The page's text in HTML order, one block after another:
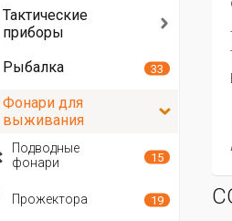
Тактические
приборы
Рыбалка
33
Фонари для
выживания
Подводные
фонари
15
Прожектора 19